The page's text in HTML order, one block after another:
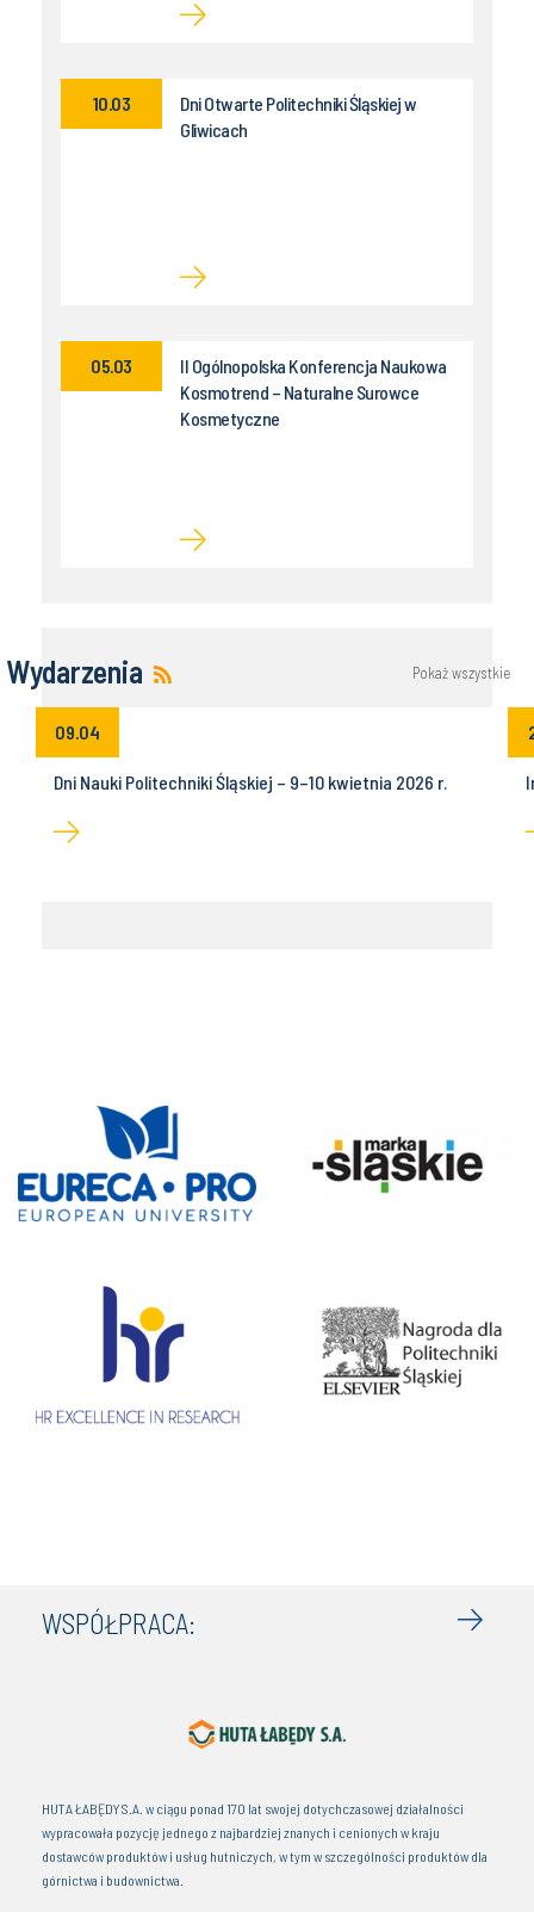
Dni Otwarte Politechniki Śląskiej w
Gliwicach
10.03
II Ogólnopolska Konferencja Naukowa
Kosmotrend – Naturalne Surowce
Kosmetyczne
05.03
Wydarzenia Pokaż wszystkie
09.04
Dni Nauki Politechniki Śląskiej – 9–10 kwietnia 2026 r.
WSPÓŁPRACA:
HUTA ŁABĘDY S.A. w ciągu ponad 170 lat swojej dotychczasowej działalności
wypracowała pozycję jednego z najbardziej znanych i cenionych w kraju
dostawców produktów i usług hutniczych, w tym w szczególności produktów dla
górnictwa i budownictwa.